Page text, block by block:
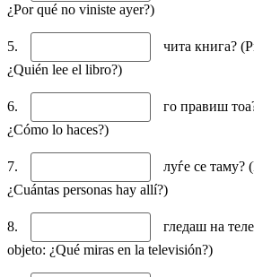
¿Por qué no viniste ayer?)
5.
чита книга?
¿Quién lee el libro?)
6.
го правиш
¿Cómo lo haces?)
7.
луѓе се таму?
¿Cuántas personas hay allí?)
8.
гледаш на
objeto: ¿Qué miras en la televisión?)